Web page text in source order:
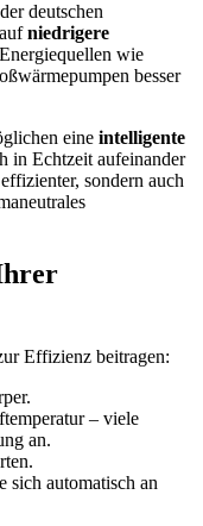
deutschen
niedrigere
wie
besser
eine intelligente
in Echtzeit aufeinander
sondern auch
Effizienz beitragen:
– viele
an.
sich automatisch an